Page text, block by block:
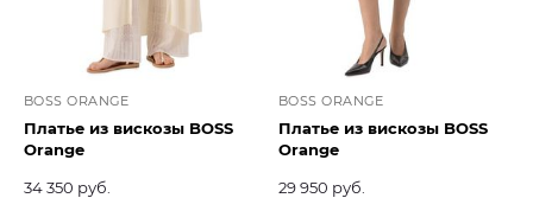
BOSS ORANGE
Платье из вискозы BOSS
Orange
34 350 руб.
BOSS ORANGE
Платье из вискозы BOSS
Orange
29 950 руб.